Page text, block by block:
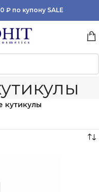
₽ по купону SALE
кутикулы